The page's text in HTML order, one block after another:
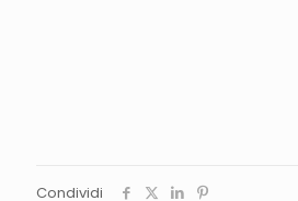
Condividi